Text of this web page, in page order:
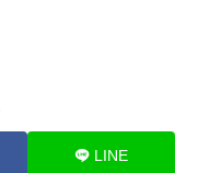
LINE